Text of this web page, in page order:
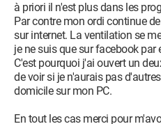
Ligne Supprimée :
Ligne Supprimée :
"hxxp://trust.conduit.com/
Ligne Supprimée :
"conduit.com,conduit-
à priori il n'est plus dans les
Par contre mon ordi continue
sur internet. La ventilation se
je ne suis que sur facebook par
C'est pourquoi j'ai ouvert un
de voir si je n'aurais pas
domicile sur mon PC.
En tout les cas merci pour